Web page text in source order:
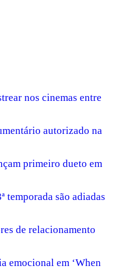
nos cinemas entre
autorizado na
primeiro dueto em
temporada são adiadas
de relacionamento
emocional em ‘When